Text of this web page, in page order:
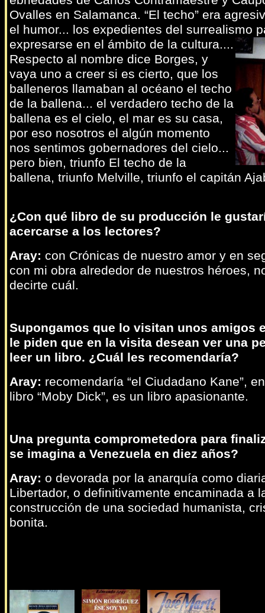
Ovalles en Salamanca. “El techo” era
el humor... los expedientes del surrealismo
expresarse en el ámbito de la cultura....
Respecto al nombre dice Borges, y
vaya uno a creer si es cierto, que los
balleneros llamaban al océano el techo
de la ballena... el verdadero techo de la
ballena es el cielo, el mar es su casa,
por eso nosotros el algún momento
nos sentimos gobernadores del cielo...
pero bien, triunfo El techo de la
ballena, triunfo Melville, triunfo el capitán
¿Con qué libro de su producción le
acercarse a los lectores?
Aray: con Crónicas de nuestro amor y en
con mi obra alrededor de nuestros héroes,
decirte cuál.
Supongamos que lo visitan unos amigos
le piden que en la visita desean ver una
leer un libro. ¿Cuál les recomendaría?
Aray: recomendaría “el Ciudadano Kane”,
libro “Moby Dick”, es un libro apasionante.
Una pregunta comprometedora para
se imagina a Venezuela en diez años?
Aray: o devorada por la anarquía como
Libertador, o definitivamente encaminada a
construcción de una sociedad humanista,
bonita.